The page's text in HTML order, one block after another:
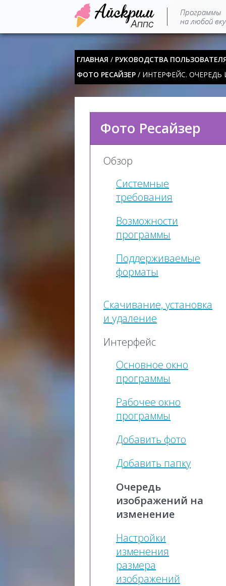
Программы
на любой
ГЛАВНАЯ / РУКОВОДСТВА
ФОТО РЕСАЙЗЕР / ИНТЕРФЕЙС.
Фото Ресайзер
Обзор
Системные
требования
Возможности
программы
Поддерживаемые
форматы
Скачивание, установка
и удаление
Интерфейс
Основное окно
программы
Рабочее окно
программы
Добавить фото
Добавить папку
Очередь
изображений на
изменение
Настройки
изменения
размера
изображений